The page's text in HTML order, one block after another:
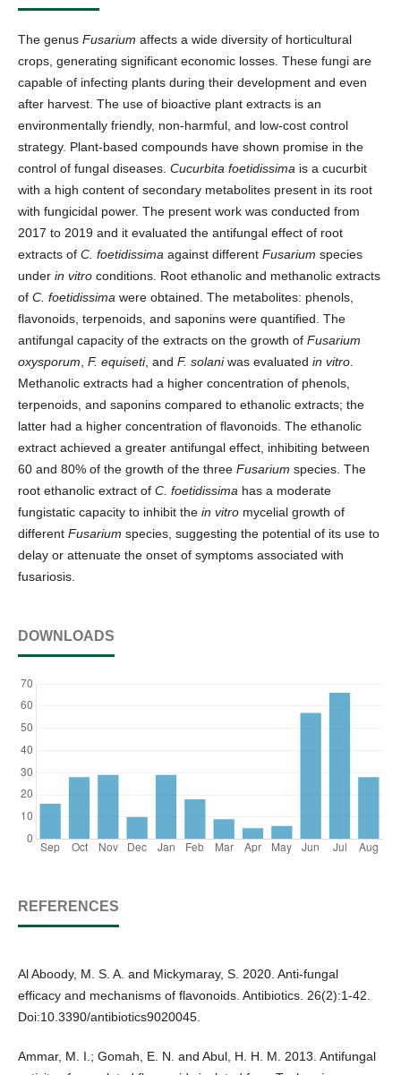
The genus Fusarium affects a wide diversity of horticultural
crops, generating significant economic losses. These fungi are
capable of infecting plants during their development and even
after harvest. The use of bioactive plant extracts is an
environmentally friendly, non-harmful, and low-cost control
strategy. Plant-based compounds have shown promise in the
control of fungal diseases. Cucurbita foetidissima is a cucurbit
with a high content of secondary metabolites present in its root
with fungicidal power. The present work was conducted from
2017 to 2019 and it evaluated the antifungal effect of root
extracts of C. foetidissima against different Fusarium species
under in vitro conditions. Root ethanolic and methanolic extracts
of C. foetidissima were obtained. The metabolites: phenols,
flavonoids, terpenoids, and saponins were quantified. The
antifungal capacity of the extracts on the growth of Fusarium
oxysporum F. equiseti, and F. solaniwas evaluated in vitro
Methanolic extracts had a higher concentration of phenols,
terpenoids, and saponins compared to ethanolic extracts; the
latter had a higher concentration of flavonoids. The ethanolic
extract achieved a greater antifungal effect, inhibiting between
60 and 80% of the growth of the three Fusarium species. The
root ethanolic extract of C. foetidissima has a moderate
fungistatic capacity to inhibit the in vitro mycelial growth of
different Fusarium species, suggesting the potential of its use to
delay or attenuate the onset of symptoms associated with
fusariosis.
DOWNLOADS
REFERENCES
Al Aboody, M. S. A. and Mickymaray, S. 2020. Anti-fungal
efficacy and mechanisms of flavonoids. Antibiotics. 26(2):1-42.
Doi:10.3390/antibiotics9020045.
Ammar, M. I.; Gomah, E. N. and Abul, H. H. M. 2013. Antifungal